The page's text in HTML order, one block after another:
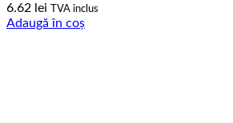
6.62 lei TVA inclus
Adaugă în coș